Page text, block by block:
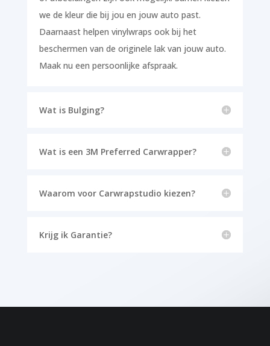
we de kleur die bij jou en jouw auto past.
Daarnaast helpen vinylwraps ook bij het
beschermen van de originele lak van jouw auto.
Maak nu een persoonlijke afspraak.
Wat is Bulging?
Wat is een 3M Preferred Carwrapper?
Waarom voor Carwrapstudio kiezen?
Krijg ik Garantie?